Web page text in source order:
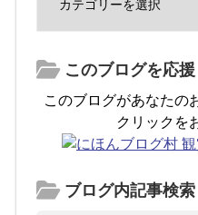
このブログを応援
このブログがあなたの
クリックを
ブログ内記事検索